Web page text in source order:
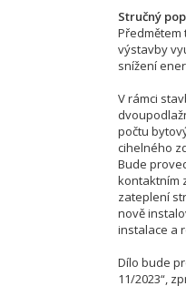
Stručný
výstavby
snížení
V rámci
počtu
cihelného
Bude
kontaktním
zateplení
nově
instalace a
Dílo bude
11/2023“,